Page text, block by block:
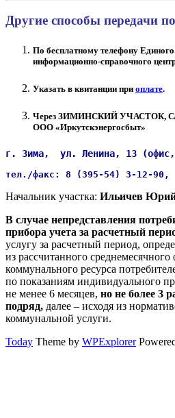
Другие способы передачи
По бесплатному телефону Единого
информационно-справочного
Указать в квитанции при оплате.
Через ЗИМИНСКИЙ УЧАСТОК,
ООО «Иркутскэнергосбыт»
г. Зима,  ул. Ленина, 13
тел./факс: 8 (395-54) 3-12-90,
Начальник участка: Ильичев
В случае непредставления
прибора учета за расчетный
услугу за расчетный период,
из рассчитанного
коммунального ресурса
по показаниям индивидуального
не менее 6 месяцев, но не более 3
подряд, далее – исходя из
коммунальной услуги.
Today Theme by WPExplorer